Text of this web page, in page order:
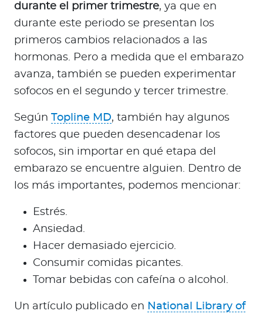
durante el primer trimestre, ya que en
durante este periodo se presentan los
primeros cambios relacionados a las
hormonas. Pero a medida que el embarazo
avanza, también se pueden experimentar
sofocos en el segundo y tercer trimestre.
Según Topline MD, también hay algunos
factores que pueden desencadenar los
sofocos, sin importar en qué etapa del
embarazo se encuentre alguien. Dentro de
los más importantes, podemos mencionar:
Estrés.
Ansiedad.
Hacer demasiado ejercicio.
Consumir comidas picantes.
Tomar bebidas con cafeína o alcohol.
Un artículo publicado en National Library of